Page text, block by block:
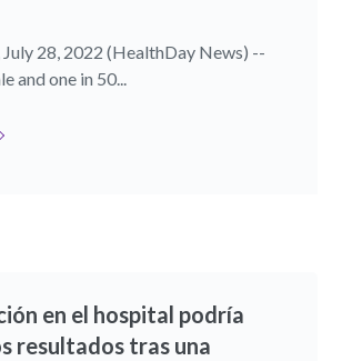
July 28, 2022 (HealthDay News) --
and one in 50...
en el hospital podría
resultados tras una